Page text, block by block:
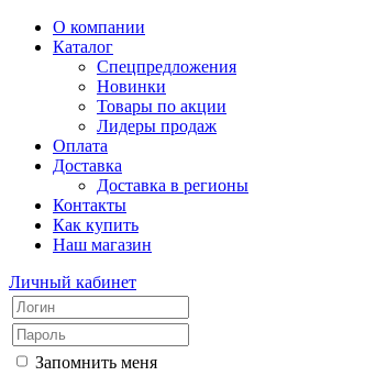
О компании
Каталог
Спецпредложения
Новинки
Товары по акции
Лидеры продаж
Оплата
Доставка
Доставка в регионы
Контакты
Как купить
Наш магазин
Личный кабинет
Запомнить меня